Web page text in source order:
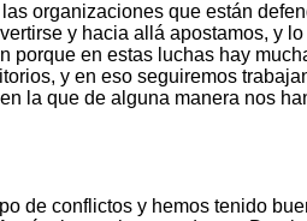
organizaciones que están
y hacia allá apostamos, y
porque en estas luchas hay
y en eso seguiremos
la que de alguna manera nos
de conflictos y hemos tenido